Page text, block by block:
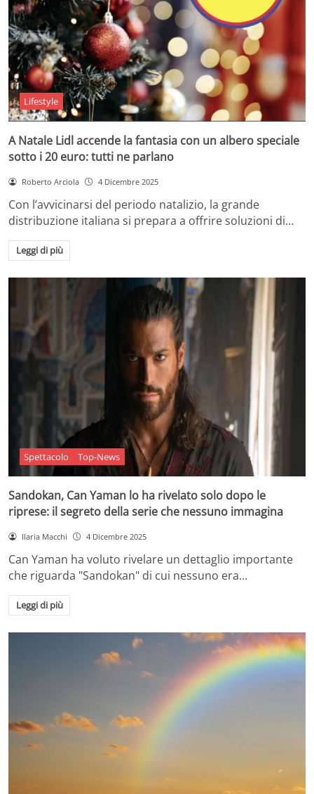
Lifestyle
A Natale Lidl accende la fantasia con un albero speciale
sotto i 20 euro: tutti ne parlano
Roberto Arciola 4 Dicembre 2025
Con l’avvicinarsi del periodo natalizio, la grande
distribuzione italiana si prepara a offrire soluzioni di…
Leggi di più
Spettacolo Top-News
Sandokan, Can Yaman lo ha rivelato solo dopo le
riprese: il segreto della serie che nessuno immagina
Ilaria Macchi 4 Dicembre 2025
Can Yaman ha voluto rivelare un dettaglio importante
che riguarda "Sandokan" di cui nessuno era…
Leggi di più